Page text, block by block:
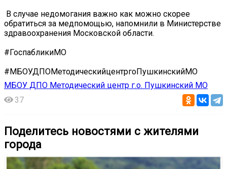
️ В случае недомогания важно как можно скорее
обратиться за медпомощью, напомнили в Министерстве
здравоохранения Московской области.
#ГоспабликиМО
#МБОУДПОМетодическийцентргоПушкинскийМО
МБОУ ДПО Методический центр г.о. Пушкинский МО
37
Поделитесь новостями с жителями
города